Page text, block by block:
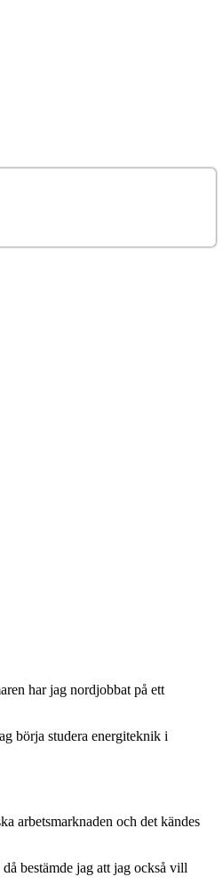
har jag nordjobbat på ett
börja studera energiteknik i
arbetsmarknaden och det kändes
bestämde jag att jag också vill